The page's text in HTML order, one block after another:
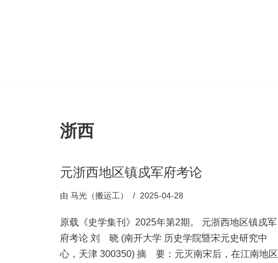
浙西
元浙西地区镇戍军府考论
由 马光（搬运工） 2025-04-28
原载《史学集刊》2025年第2期。 元浙西地区镇戍军
府考论 刘 晓 (南开大学 历史学院暨宋元史研究中
心，天津 300350) 摘 要：元灭南宋后，在江南地区